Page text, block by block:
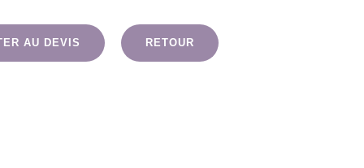
AU DEVIS RETOUR